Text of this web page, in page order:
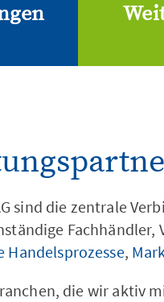
sind die zentrale
Handelsprozesse,
die wir aktiv